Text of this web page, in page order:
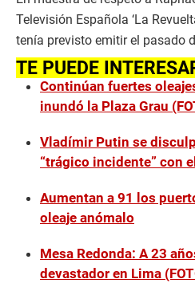
Televisión Española ‘La
tenía previsto emitir el pasado
TE PUEDE
Continúan fuertes
inundó la Plaza Grau
Vladímir Putin se
“trágico incidente” con
Aumentan a 91 los
oleaje anómalo
Mesa Redonda: A 23
devastador en Lima